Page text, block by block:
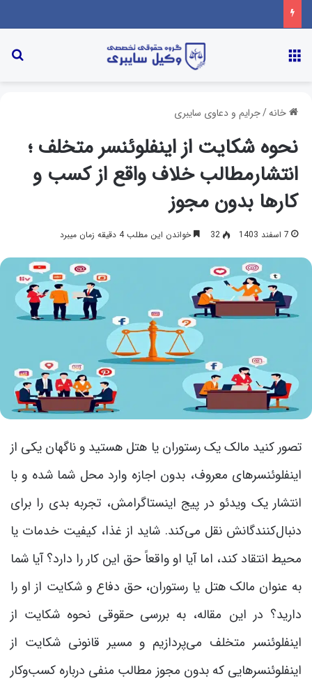
خانه/جرایم و دعاوی سایبری
نحوه شکایت از اینفلوئنسر متخلف ؛
انتشارمطالب خلاف واقع از کسب و
کارها بدون مجوز
7 اسفند 1403 32 خواندن این مطلب 4 دقیقه زمان میبرد
تصور کنید مالک یک رستوران یا هتل هستید و ناگهان یکی از
اینفلوئنسرهای معروف، بدون اجازه وارد محل شما شده و با
انتشار یک ویدئو در پیج اینستاگرامش، تجربه بدی را برای
دنبال‌کنندگانش نقل می‌کند. شاید از غذا، کیفیت خدمات یا
محیط انتقاد کند، اما آیا او واقعاً حق این کار را دارد؟ آیا شما
به عنوان مالک هتل یا رستوران، حق دفاع و شکایت از او را
دارید؟ در این مقاله، به بررسی حقوقی نحوه شکایت از
اینفلوئنسر متخلف می‌پردازیم و مسیر قانونی شکایت از
اینفلوئنسرهایی که بدون مجوز مطالب منفی درباره کسب‌وکار